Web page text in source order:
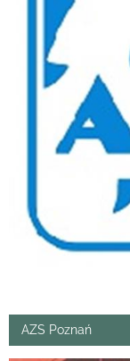
AZS Poznań